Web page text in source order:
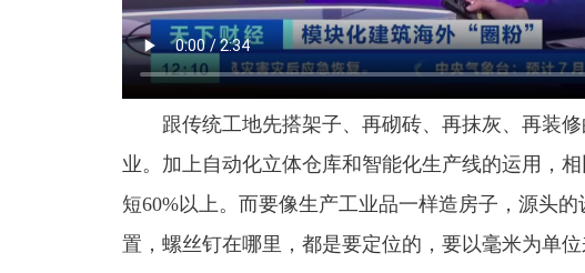
跟传统工地先搭架子、再砌砖、再抹灰、再装
业。加上自动化立体仓库和智能化生产线的运用，
短60%以上。而要像生产工业品一样造房子，源头
置，螺丝钉在哪里，都是要定位的，要以毫米为单位